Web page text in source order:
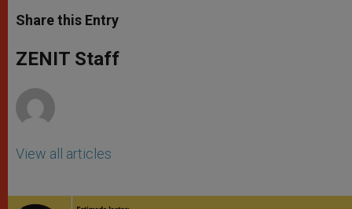
t
s
p
p
s
e
g
e
e
b
o
k
Share this Entry
ZENIT Staff
View all articles